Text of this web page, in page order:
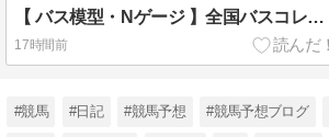
【 バス模型・Nゲージ 】全国バスコレクション、日本交通を購入しました！
17時間前
#競馬 #日記 #競馬予想 #競馬予想ブログ